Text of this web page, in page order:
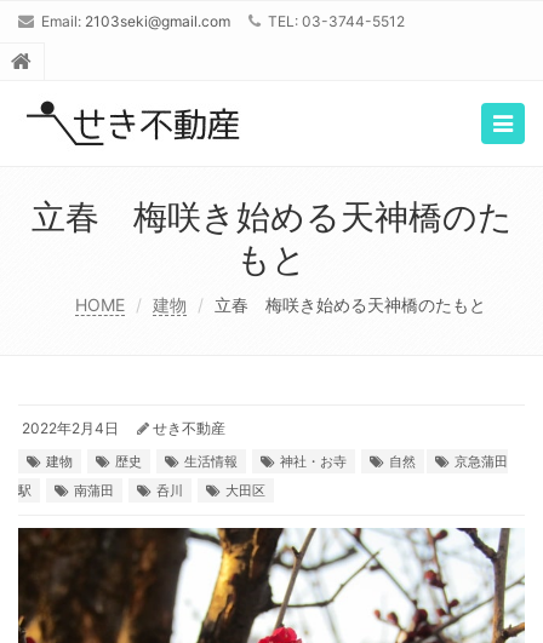
Email: 2103seki@gmail.com TEL: 03-3744-5512
立春 梅咲き始める天神橋のた
もと
HOME 建物 立春 梅咲き始める天神橋のたもと
2022年2月4日 せき不動産
建物 歴史 生活情報 神社・お寺 自然
京急蒲田
駅
南蒲田 呑川 大田区